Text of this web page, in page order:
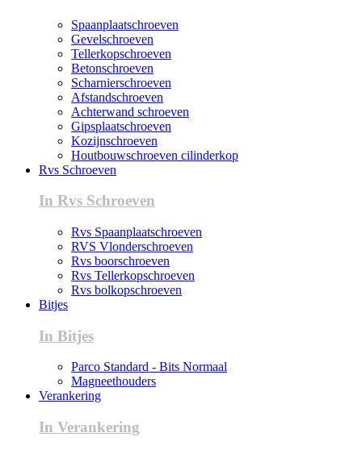
Spaanplaatschroeven
Gevelschroeven
Tellerkopschroeven
Betonschroeven
Scharnierschroeven
Afstandschroeven
Achterwand schroeven
Gipsplaatschroeven
Kozijnschroeven
Houtbouwschroeven cilinderkop
Rvs Schroeven
In Rvs Schroeven
Rvs Spaanplaatschroeven
RVS Vlonderschroeven
Rvs boorschroeven
Rvs Tellerkopschroeven
Rvs bolkopschroeven
Bitjes
In Bitjes
Parco Standard - Bits Normaal
Magneethouders
Verankering
In Verankering